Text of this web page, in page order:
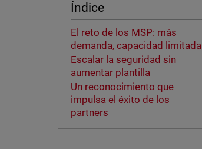
Índice
El reto de los MSP: más
demanda, capacidad limitada
Escalar la seguridad sin
aumentar plantilla
Un reconocimiento que
impulsa el éxito de los
partners